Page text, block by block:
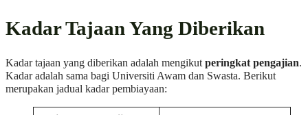
Kadar Tajaan Yang Diberikan
Kadar tajaan yang diberikan adalah mengikutperingkat pengajian.
Kadar adalah sama bagi Universiti Awam dan Swasta. Berikut
merupakan jadual kadar pembiayaan: